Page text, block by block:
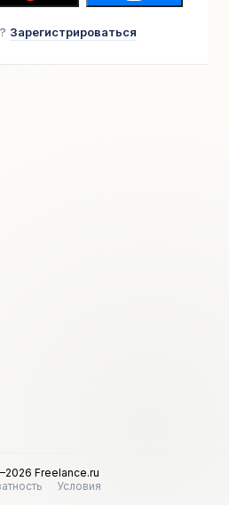
Зарегистрироваться
Freelance.ru
Условия